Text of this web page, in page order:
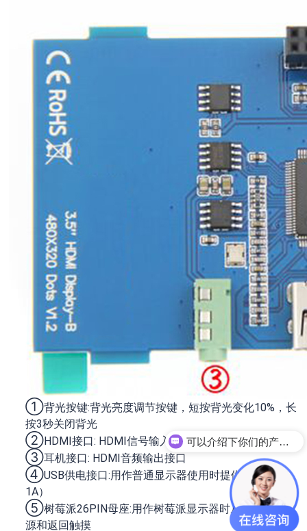
①背光按键:背光亮度调节按键，短按背光变化10%，长
按3秒关闭背光
②HDMI接口: HDMI信号输入接口
③耳机接口: HDMI音频输出接口
④USB供电接口:用作普通显示器使用时提供电源（5V
1A）
⑤树莓派26PIN母座:用作树莓派显示器时从此处获取电
源和返回触摸
可以介绍下你们的产品么